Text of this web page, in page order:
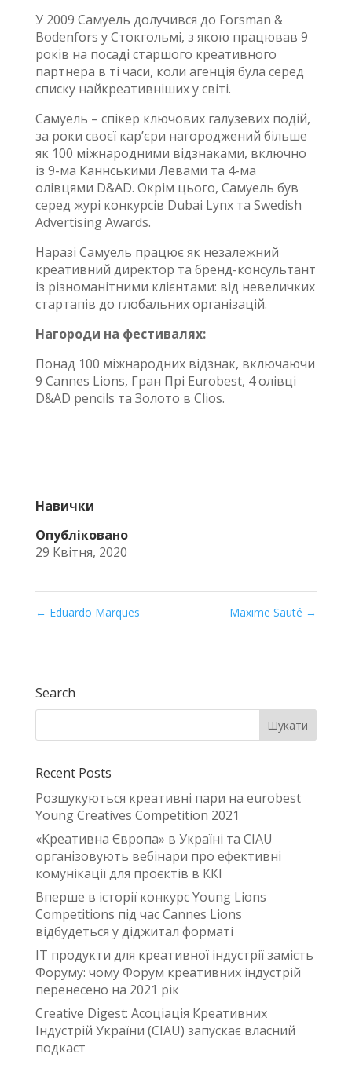
У 2009 Самуель долучився до Forsman &
Bodenfors у Стокгольмі, з якою працював 9
років на посаді старшого креативного
партнера в ті часи, коли агенція була серед
списку найкреативніших у світі.
Самуель – спікер ключових галузевих подій,
за роки своєї кар’єри нагороджений більше
як 100 міжнародними відзнаками, включно
із 9-ма Каннськими Левами та 4-ма
олівцями D&AD. Окрім цього, Самуель був
серед журі конкурсів Dubai Lynx та Swedish
Advertising Awards.
Наразі Самуель працює як незалежний
креативний директор та бренд-консультант
із різноманітними клієнтами: від невеличких
стартапів до глобальних організацій.
Нагороди на фестивалях:
Понад 100 міжнародних відзнак, включаючи
9 Cannes Lions, Гран Прі Eurobest, 4 олівці
D&AD pencils та Золото в Clios.
Навички
Опубліковано
29 Квітня, 2020
← Eduardo Marques Maxime Sauté →
Search
Recent Posts
Розшукуються креативні пари на eurobest
Young Creatives Competition 2021
«Креативна Європа» в Україні та CIAU
організовують вебінари про ефективні
комунікації для проєктів в ККІ
Вперше в історії конкурс Young Lions
Competitions під час Cannes Lions
відбудеться у діджитал форматі
IT продукти для креативної індустрії замість
Форуму: чому Форум креативних індустрій
перенесено на 2021 рік
Creative Digest: Асоціація Креативних
Індустрій України (CIAU) запускає власний
подкаст